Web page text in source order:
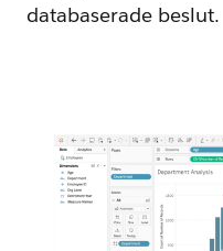
databaserade beslut.